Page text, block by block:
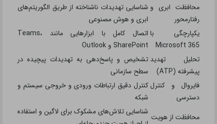
محافظت ابری و
رفتارمحور
شناسایی تهدیدات ناشناخته از طریق الگوریتم‌های
ابری و هوش مصنوعی
یکپارچگی با
Microsoft 365
اتصال کامل با ابزارهایی مانند Teams،
SharePoint و Outlook
تحلیل تهدید
پیشرفته (ATP)
تشخیص و پاسخ‌دهی به تهدیدات پیچیده در
سطح سازمانی
فایروال و کنترل
دسترسی
کنترل دقیق ارتباطات ورودی و خروجی سیستم و
شبکه
محافظت از هویت
شناسایی تلاش‌های مشکوک برای لاگین و استفاده